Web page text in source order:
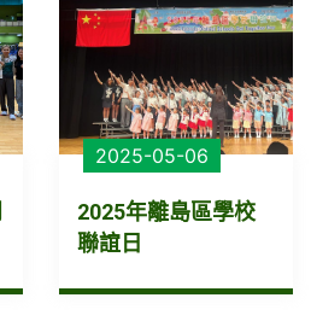
2025-05-06
2025年離島區學校
聯誼日